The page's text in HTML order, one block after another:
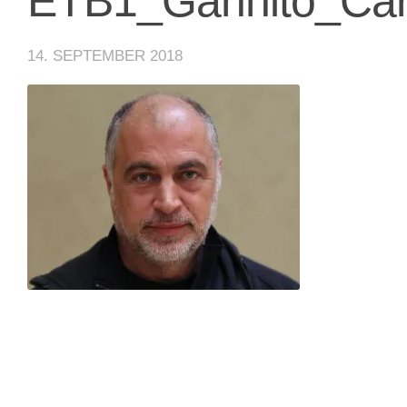
14. SEPTEMBER 2018